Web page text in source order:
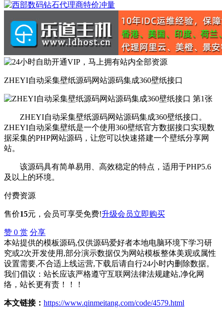
ZHEYI自动采集壁纸源码网站源码集成360壁纸接口
ZHEYI自动采集壁纸源码网站源码集成360壁纸接口。
ZHEYI自动采集壁纸是一个使用360壁纸官方数据接口实现数
据采集的PHP网站源码，让您可以快速搭建一个壁纸分享网
站。
该源码具有简单易用、高效稳定的特点，适用于PHP5.6
及以上的环境。
付费资源
售价15元 ，会员可享受免费!升级会员立即购买
赞 0 赏 分享
本站提供的模板源码,仅供源码爱好者本地电脑环境下学习研
究或2次开发使用,部分演示数据仅为网站模板整体美观或属性
设置需要,不合适上线运营,下载后请自行24小时内删除数据。
我们倡议：站长应该严格遵守互联网法律法规建站,净化网
络，站长更有责！！！
本文链接： https://www.qinmeitang.com/code/4579.html